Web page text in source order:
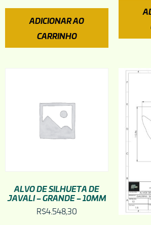
ADICIONAR AO
CARRINHO
ALVO DE SILHUETA DE
JAVALI – GRANDE – 10MM
R$4.548,30